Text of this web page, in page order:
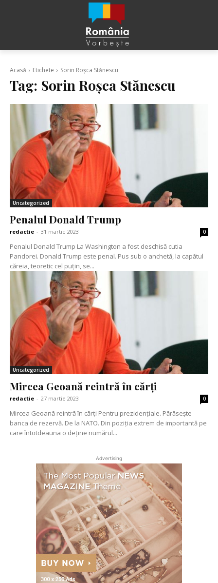
Acasă Etichete Sorin Roșca Stănescu
Tag: Sorin Roșca Stănescu
Uncategorized
Penalul Donald Trump
redactie - 31 martie 2023 0
Penalul Donald Trump La Washington a fost deschisă cutia
Pandorei. Donald Trump este penal. Pus sub o anchetă, la capătul
căreia, teoretic cel puțin, se...
Uncategorized
Mircea Geoană reintră în cărți
redactie - 27 martie 2023 0
Mircea Geoană reintră în cărți Pentru prezidențiale. Părăsește
banca de rezervă. De la NATO. Din poziția extrem de importantă pe
care întotdeauna o deține numărul...
Advertising